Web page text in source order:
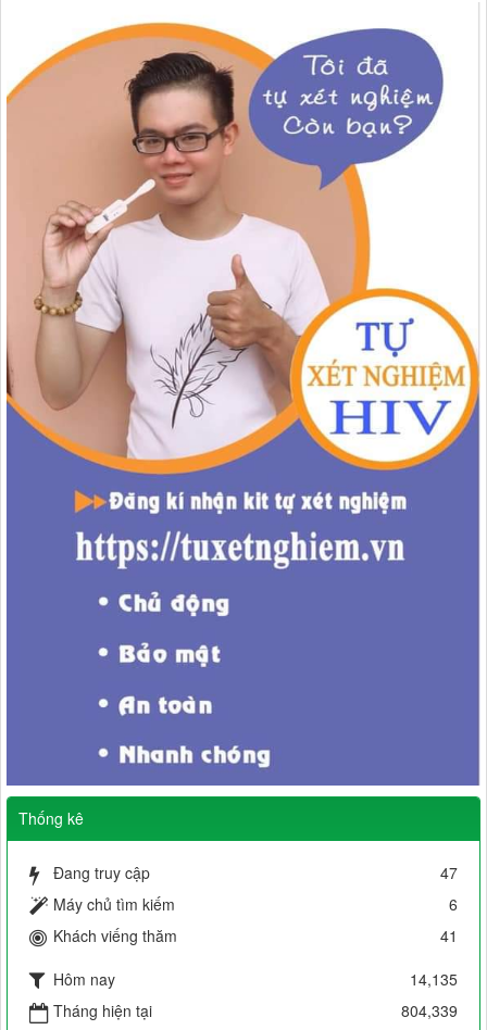
Thống kê
Đang truy cập
47
Máy chủ tìm kiếm
6
Khách viếng thăm
41
Hôm nay
14,135
Tháng hiện tại
804,339